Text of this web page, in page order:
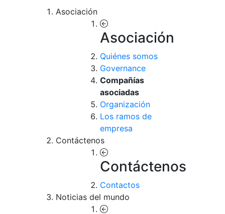
Asociación
Asociación
Quiénes somos
Governance
Compañías
asociadas
Organización
Los ramos de
empresa
Contáctenos
Contáctenos
Contactos
Noticias del mundo